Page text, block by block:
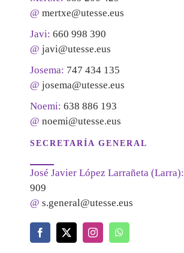
@ mertxe@utesse.eus
Javi: 660 998 390
@ javi@utesse.eus
Josema: 747 434 135
@ josema@utesse.eus
Noemi: 638 886 193
@ noemi@utesse.eus
SECRETARÍA GENERAL
José Javier López Larrañeta (Larra):
909
@ s.general@utesse.eus